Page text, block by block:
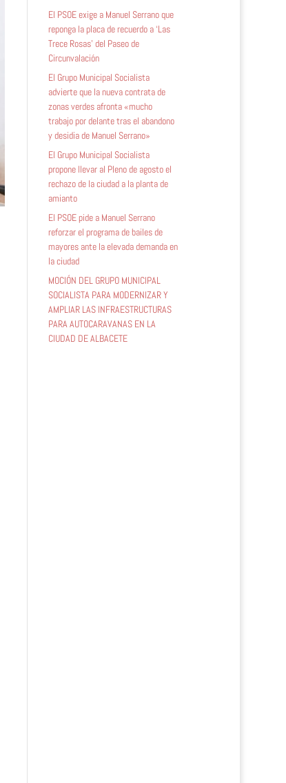
El PSOE exige a Manuel Serrano que
reponga la placa de recuerdo a ‘Las
Trece Rosas’ del Paseo de
Circunvalación
El Grupo Municipal Socialista
advierte que la nueva contrata de
zonas verdes afronta «mucho
trabajo por delante tras el abandono
y desidia de Manuel Serrano»
El Grupo Municipal Socialista
propone llevar al Pleno de agosto el
rechazo de la ciudad a la planta de
amianto
El PSOE pide a Manuel Serrano
reforzar el programa de bailes de
mayores ante la elevada demanda en
la ciudad
MOCIÓN DEL GRUPO MUNICIPAL
SOCIALISTA PARA MODERNIZAR Y
AMPLIAR LAS INFRAESTRUCTURAS
PARA AUTOCARAVANAS EN LA
CIUDAD DE ALBACETE